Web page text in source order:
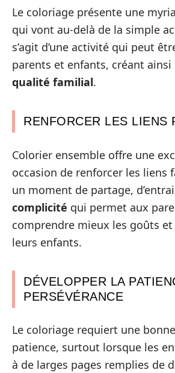
Le coloriage présente une
qui vont au-delà de la simple
s’agit d’une activité qui peut
parents et enfants, créant
qualité familial.
RENFORCER LES LIENS
Colorier ensemble offre une
occasion de renforcer les liens
un moment de partage,
complicité qui permet aux
comprendre mieux les goûts
leurs enfants.
DÉVELOPPER LA
PERSÉVÉRANCE
Le coloriage requiert une
patience, surtout lorsque les
à de larges pages remplies de